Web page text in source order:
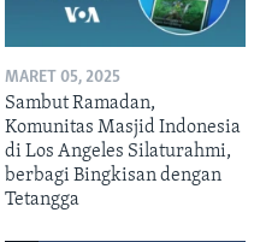
MARET 05, 2025
Sambut Ramadan,
Komunitas Masjid Indonesia
di Los Angeles Silaturahmi,
berbagi Bingkisan dengan
Tetangga